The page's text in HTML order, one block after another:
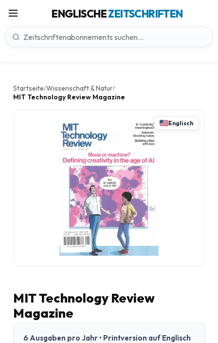
ENGLISCHEZEITSCHRIFTEN
Startseite/Wissenschaft & Natur/
MIT Technology Review Magazine
Englisch
MIT Technology Review
Magazine
6 Ausgaben pro Jahr • Printversion auf Englisch